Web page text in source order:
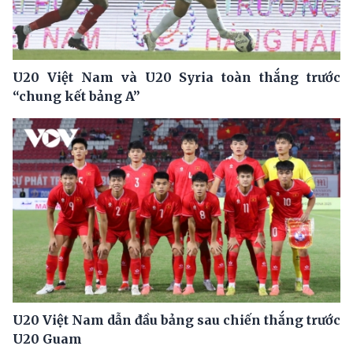
U20 Việt Nam và U20 Syria toàn thắng trước
“chung kết bảng A”
U20 Việt Nam dẫn đầu bảng sau chiến thắng trước
U20 Guam